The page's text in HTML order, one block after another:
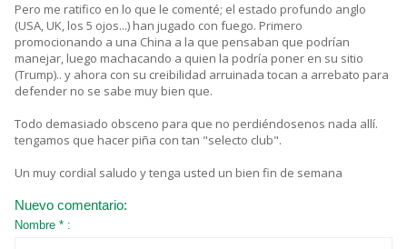
Pero me ratifico en lo que le comenté; el estado profundo anglo
(USA, UK, los 5 ojos...) han jugado con fuego. Primero
promocionando a una China a la que pensaban que podrían
manejar, luego machacando a quien la podría poner en su sitio
(Trump).. y ahora con su creibilidad arruinada tocan a arrebato para
defender no se sabe muy bien que.
Todo demasiado obsceno para que no perdiéndosenos nada allí.
tengamos que hacer piña con tan "selecto club".
Un muy cordial saludo y tenga usted un bien fin de semana
Nuevo comentario:
Nombre * :